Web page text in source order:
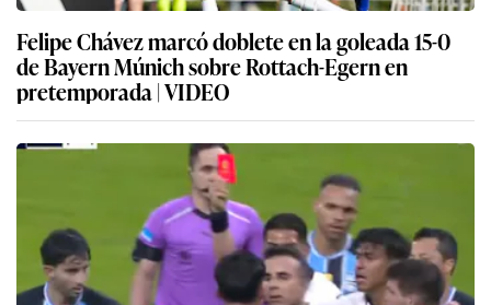
Felipe Chávez marcó doblete en la goleada 15-0
de Bayern Múnich sobre Rottach-Egern en
pretemporada | VIDEO